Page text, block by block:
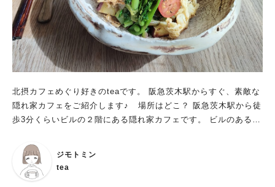
北摂カフェめぐり好きのteaです。 阪急茨木駅からすぐ、素敵な
隠れ家カフェをご紹介します♪ 場所はどこ？ 阪急茨木駅から徒
歩3分くらいビルの２階にある隠れ家カフェです。 ビルのある通
左がお花屋さん、右が美容院の階段を上がります。 １階には看
板が出ていないので、ここであっているかなあと思いつつ 階段
を上ると左手に看板があります。 アート作品みたいな看板が素
ジモトミン
tea